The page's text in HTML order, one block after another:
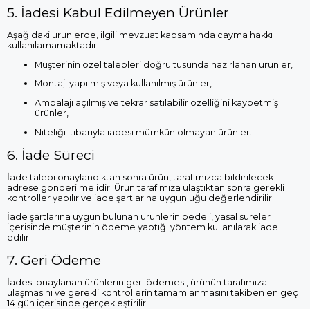
5. İadesi Kabul Edilmeyen Ürünler
Aşağıdaki ürünlerde, ilgili mevzuat kapsamında cayma hakkı
kullanılamamaktadır:
Müşterinin özel talepleri doğrultusunda hazırlanan ürünler,
Montajı yapılmış veya kullanılmış ürünler,
Ambalajı açılmış ve tekrar satılabilir özelliğini kaybetmiş
ürünler,
Niteliği itibarıyla iadesi mümkün olmayan ürünler.
6. İade Süreci
İade talebi onaylandıktan sonra ürün, tarafımızca bildirilecek
adrese gönderilmelidir. Ürün tarafımıza ulaştıktan sonra gerekli
kontroller yapılır ve iade şartlarına uygunluğu değerlendirilir.
İade şartlarına uygun bulunan ürünlerin bedeli, yasal süreler
içerisinde müşterinin ödeme yaptığı yöntem kullanılarak iade
edilir.
7. Geri Ödeme
İadesi onaylanan ürünlerin geri ödemesi, ürünün tarafımıza
ulaşmasını ve gerekli kontrollerin tamamlanmasını takiben en geç
14 gün içerisinde gerçekleştirilir.